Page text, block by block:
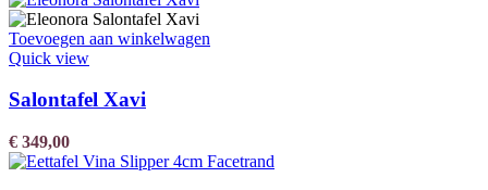
Toevoegen aan winkelwagen
Quick view
Salontafel Xavi
€ 349,00